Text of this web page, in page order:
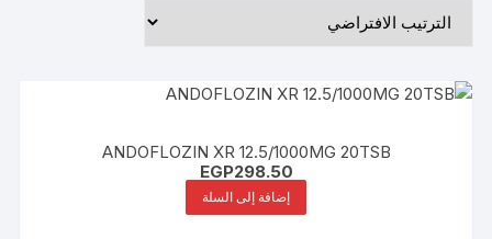
ANDOFLOZIN XR 12.5/1000MG 20TSB
EGP298.50
إضافة إلى السلة